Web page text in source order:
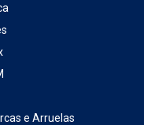
e Arruelas